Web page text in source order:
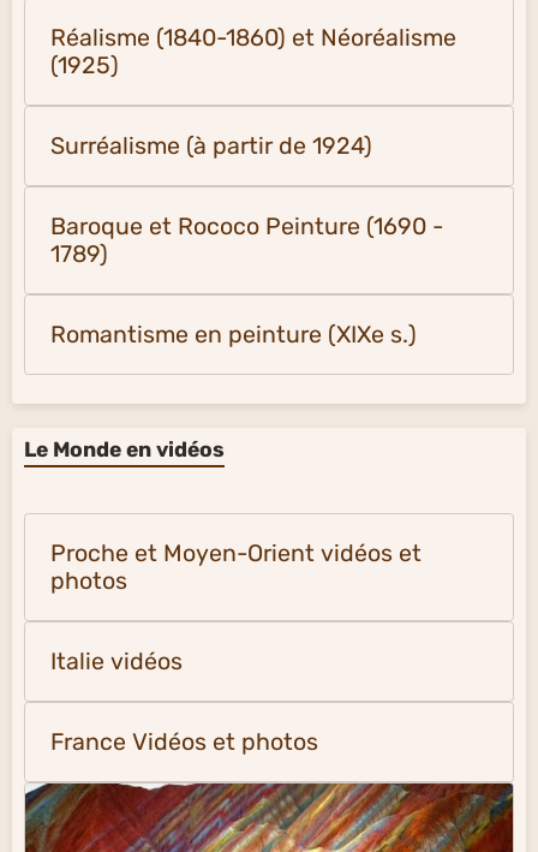
Réalisme (1840-1860) et Néoréalisme
(1925)
Surréalisme (à partir de 1924)
Baroque et Rococo Peinture (1690 -
1789)
Romantisme en peinture (XIXe s.)
Le Monde en vidéos
Proche et Moyen-Orient vidéos et
photos
Italie vidéos
France Vidéos et photos